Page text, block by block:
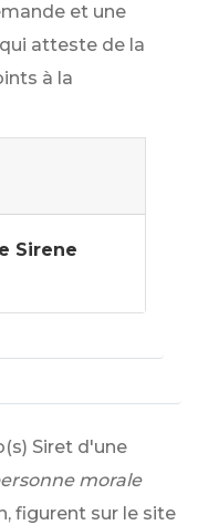
et une
atteste de la
à la
Sirene
Siret d'une
morale
figurent sur le site